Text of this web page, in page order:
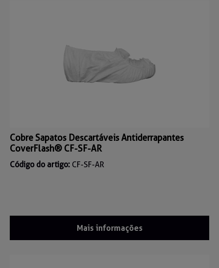
Cobre Sapatos Descartáveis Antiderrapantes
CoverFlash® CF-SF-AR
Código do artigo: CF-SF-AR
Mais informações